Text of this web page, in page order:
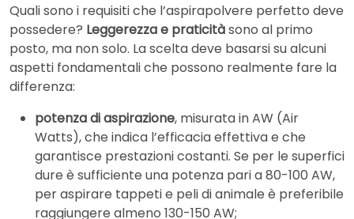
Quali sono i requisiti che l’aspirapolvere perfetto deve
possedere? Leggerezza e praticitàsono al primo
posto, ma non solo. La scelta deve basarsi su alcuni
aspetti fondamentali che possono realmente fare la
differenza:
potenza di aspirazione, misurata in AW (Air
Watts), che indica l’efficacia effettiva e che
garantisce prestazioni costanti. Se per le superfici
dure è sufficiente una potenza pari a 80-100 AW,
per aspirare tappeti e peli di animale è preferibile
raggiungere almeno 130-150 AW;